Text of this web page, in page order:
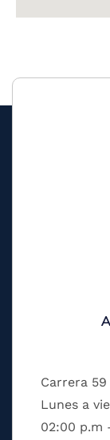
Carrera
Lunes a
02:00 p.m